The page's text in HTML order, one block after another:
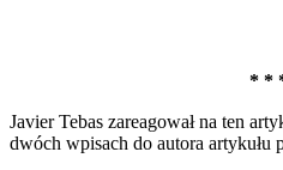
* *
Javier Tebas zareagował na ten
dwóch wpisach do autora artykułu